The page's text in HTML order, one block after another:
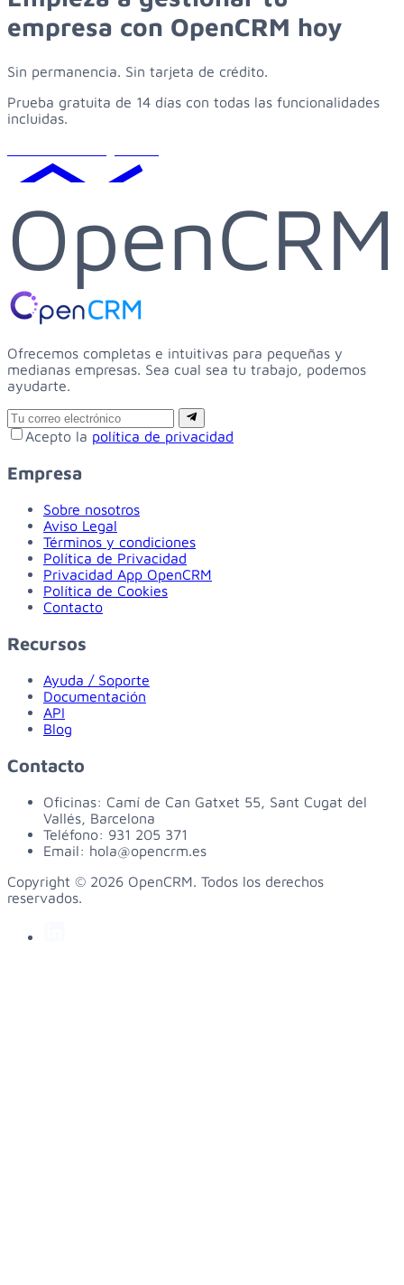
empresa con OpenCRM hoy
Sin permanencia. Sin tarjeta de crédito.
Prueba gratuita de 14 días con todas las funcionalidades
incluidas.
OpenCRM
Ofrecemos completas e intuitivas para pequeñas y
medianas empresas. Sea cual sea tu trabajo, podemos
ayudarte.
Email
Suscribirse
Acepto la política de privacidad
Empresa
Sobre nosotros
Aviso Legal
Términos y condiciones
Política de Privacidad
Privacidad App OpenCRM
Política de Cookies
Contacto
Recursos
Ayuda / Soporte
Documentación
API
Blog
Contacto
Oficinas: Camí de Can Gatxet 55, Sant Cugat del
Vallés, Barcelona
Teléfono: 931 205 371
Email: hola@opencrm.es
Copyright © 2026 OpenCRM. Todos los derechos
reservados.